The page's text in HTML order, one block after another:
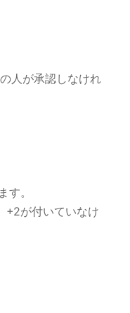
人が承認しなけれ
す。
+2が付いていなけ